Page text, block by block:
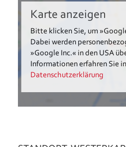
Karte anzeigen
Bitte klicken Sie, um
Dabei werden
»Google Inc.« in den USA
Informationen erfahren Sie
Datenschutzerklärung